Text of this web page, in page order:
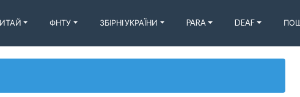
ФНТУ ЗБІРНІ УКРАЇНИ PARA DEAF